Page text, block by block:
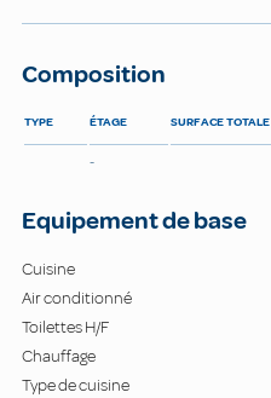
Composition
TYPE ÉTAGE SURFACE TOTALE
-
Equipement de base
Cuisine
Air conditionné
Toilettes H/F
Chauffage
Type de cuisine